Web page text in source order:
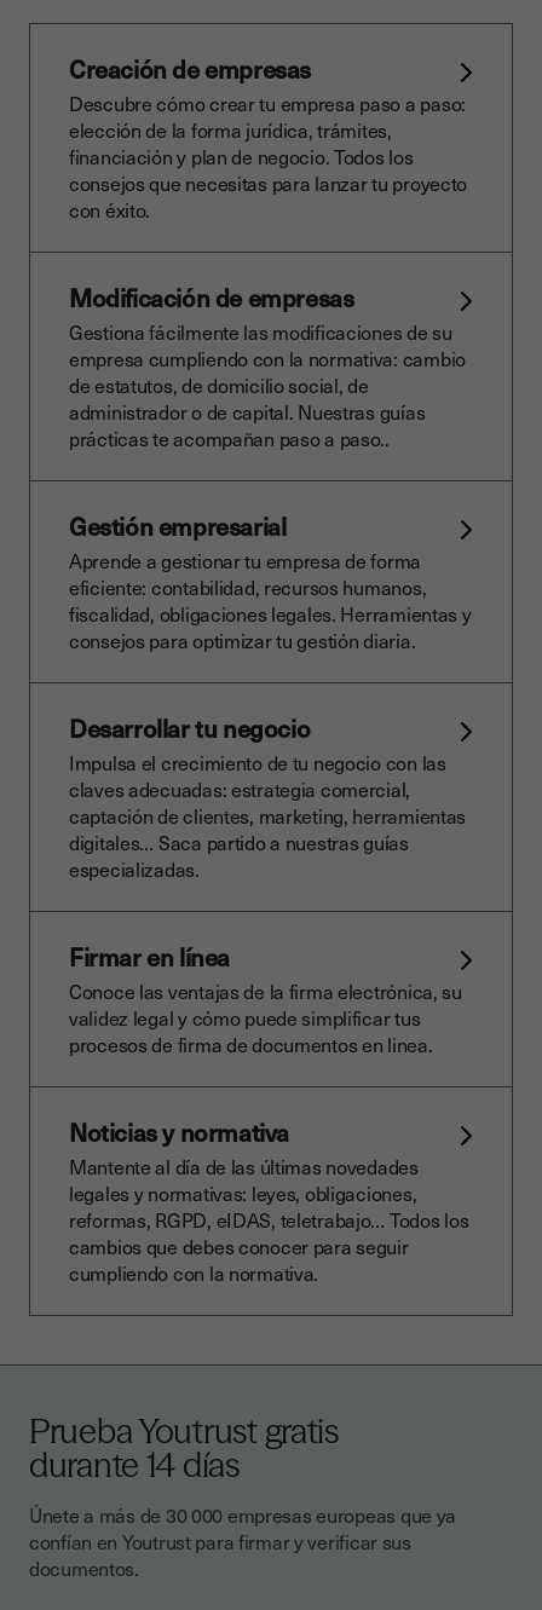
Creación de empresas
Descubre cómo crear tu empresa paso a paso:
elección de la forma jurídica, trámites,
financiación y plan de negocio. Todos los
consejos que necesitas para lanzar tu proyecto
con éxito.
Modificación de empresas
Gestiona fácilmente las modificaciones de su
empresa cumpliendo con la normativa: cambio
de estatutos, de domicilio social, de
administrador o de capital. Nuestras guías
prácticas te acompañan paso a paso..
Gestión empresarial
Aprende a gestionar tu empresa de forma
eficiente: contabilidad, recursos humanos,
fiscalidad, obligaciones legales. Herramientas y
consejos para optimizar tu gestión diaria.
Desarrollar tu negocio
Impulsa el crecimiento de tu negocio con las
claves adecuadas: estrategia comercial,
captación de clientes, marketing, herramientas
digitales… Saca partido a nuestras guías
especializadas.
Firmar en línea
Conoce las ventajas de la firma electrónica, su
validez legal y cómo puede simplificar tus
procesos de firma de documentos en linea.
Noticias y normativa
Mantente al día de las últimas novedades
legales y normativas: leyes, obligaciones,
reformas, RGPD, eIDAS, teletrabajo… Todos los
cambios que debes conocer para seguir
cumpliendo con la normativa.
Prueba Youtrust gratis
durante 14 días
Únete a más de 30 000 empresas europeas que ya
confían en Youtrust para firmar y verificar sus
documentos.